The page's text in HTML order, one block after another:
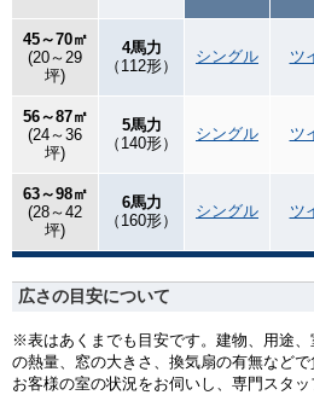
45～70㎡
(20～29
坪)
4馬力
（112形）
シングル ツ
56～87㎡
(24～36
坪)
5馬力
（140形）
シングル ツ
63～98㎡
(28～42
坪)
6馬力
（160形）
シングル ツ
広さの目安について
※表はあくまでも目安です。建物、用途
の熱量、窓の大きさ、換気扇の有無などで
お客様の室の状況をお伺いし、専門スタ